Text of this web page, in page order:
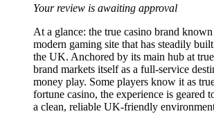
Your review is awaiting approval
At a glance: the true casino brand
modern gaming site that has steadily
the UK. Anchored by its main hub at
brand markets itself as a full-service
money play. Some players know it as
fortune casino, the experience is geared
a clean, reliable UK-friendly